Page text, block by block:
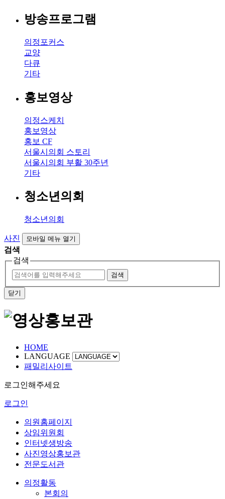
방송프로그램
의정포커스
교양
다큐
기타
홍보영상
의정스케치
홍보영상
홍보 CF
서울시의회 스토리
서울시의회 부활 30주년
기타
청소년의회
청소년의회
사진 모바일 메뉴 열기
검색
검색
검색
닫기
HOME
LANGUAGE
패밀리사이트
로그인해주세요
로그인
의원홈페이지
상임위원회
인터넷생방송
사진영상홍보관
전문도서관
의정활동
본회의